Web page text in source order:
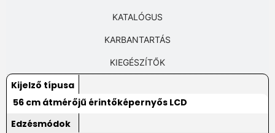
KATALÓGUS
KARBANTARTÁS
KIEGÉSZÍTŐK
Kijelző típusa
56 cm átmérőjű érintőképernyős LCD
Edzésmódok